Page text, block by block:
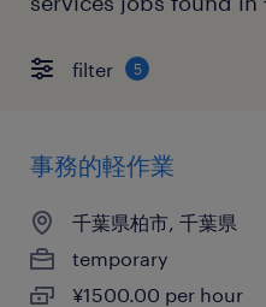
filter 5
事務的軽作業
千葉県柏市, 千葉県
temporary
¥1500.00 per hour